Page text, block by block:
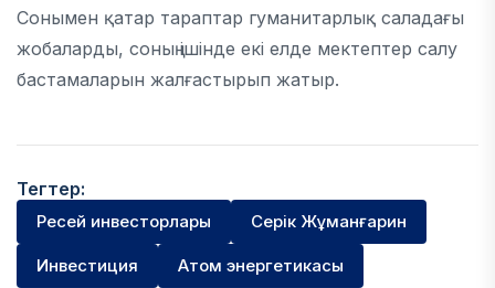
Сонымен қатар тараптар гуманитарлық саладағы
жобаларды, соның ішінде екі елде мектептер салу
бастамаларын жалғастырып жатыр.
Тегтер:
Ресей инвесторлары Серік Жұманғарин
Инвестиция Атом энергетикасы